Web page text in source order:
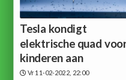
Tesla kondigt
elektrische quad
kinderen aan
Vr 11-02-2022, 22:00